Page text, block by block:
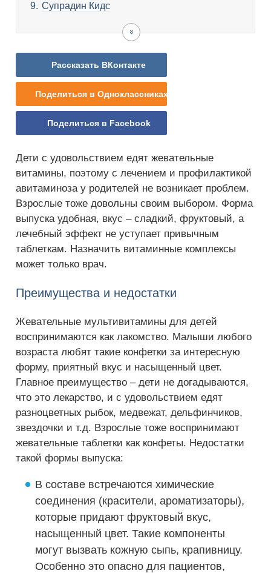
Супрадин Кидс
лет
Vitamin
C
Gummies
минералы
Рассказать ВКонтакте
Поделиться в Одноклассниках
Поделиться в Facebook
Дети с удовольствием едят жевательные
витамины, поэтому с лечением и профилактикой
авитаминоза у родителей не возникает проблем.
Взрослые тоже довольны своим выбором. Форма
выпуска удобная, вкус – сладкий, фруктовый, а
лечебный эффект не уступает привычным
таблеткам. Назначить витаминные комплексы
может только врач.
Преимущества и недостатки
Жевательные мультивитамины для детей
воспринимаются как лакомство. Малыши любого
возраста любят такие конфетки за интересную
форму, приятный вкус и насыщенный цвет.
Главное преимущество – дети не догадываются,
что это лекарство, и с удовольствием едят
разноцветных рыбок, медвежат, дельфинчиков,
звездочки и т.д. Взрослые тоже воспринимают
жевательные таблетки как конфеты. Недостатки
такой формы выпуска:
В составе встречаются химические
соединения (красители, ароматизаторы),
которые придают фруктовый вкус,
насыщенный цвет. Такие компоненты
могут вызвать кожную сыпь, крапивницу.
Особенно это опасно для пациентов,